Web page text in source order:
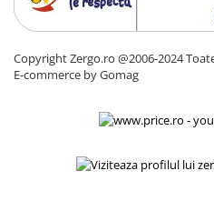
Copyright Zergo.ro @2006-2024
E-commerce by Gomag